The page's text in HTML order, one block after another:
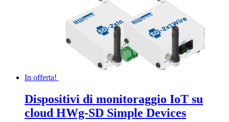
nella
pagina
del
prodotto
In offerta!
Dispositivi di monitoraggio IoT su
cloud HWg-SD Simple Devices